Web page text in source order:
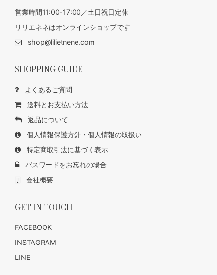
営業時間11:00-17:00／土日祝日定休
リリエネネはオンラインショップです
shop@lilietnene.com
SHOPPING GUIDE
よくあるご質問
送料とお支払い方法
返品について
個人情報保護方針・個人情報の取扱い
特定商取引法に基づく表示
パスワードをお忘れの場合
会社概要
GET IN TOUCH
FACEBOOK
INSTAGRAM
LINE